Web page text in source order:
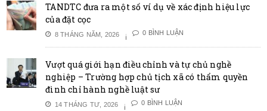
TANDTC đưa ra một số ví dụ về xác định hiệu lực
của đặt cọc
8 THÁNG NĂM, 2026 0 BÌNH LUẬN
Vượt quá giới hạn điều chỉnh và tự chủ nghề
nghiệp – Trường hợp chủ tịch xã có thẩm quyền
đình chỉ hành nghề luật sư
14 THÁNG TƯ, 2026 0 BÌNH LUẬN